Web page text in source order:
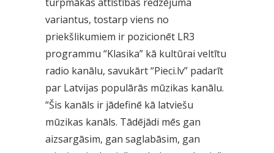
variantus, tostarp viens no
priekšlikumiem ir pozicionēt LR3
programmu “Klasika” kā kultūrai veltītu
radio kanālu, savukārt “Pieci.lv” padarīt
par Latvijas populārās mūzikas kanālu.
“Šis kanāls ir jādefinē kā latviešu
mūzikas kanāls. Tādējādi mēs gan
aizsargāsim, gan saglabāsim, gan